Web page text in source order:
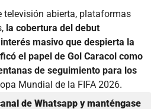
televisión abierta, plataformas
la cobertura del debut
masivo que despierta la
el papel de Gol Caracol como
de seguimiento para los
Mundial de la FIFA 2026.
de Whatsapp y manténgase